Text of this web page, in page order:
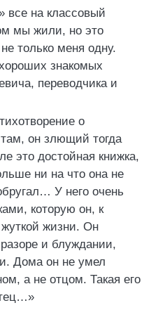
все на классовый
мы жили, но это
только меня одну.
знакомых
переводчика и
о
он злющий тогда
это достойная книжка,
ни на что она не
У него очень
которую он, к
жизни. Он
и блуждании,
Дома он не умел
а не отцом. Такая его